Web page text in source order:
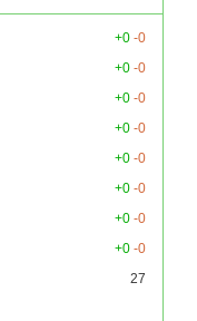
+0 -0
+0 -0
+0 -0
+0 -0
+0 -0
+0 -0
+0 -0
+0 -0
27